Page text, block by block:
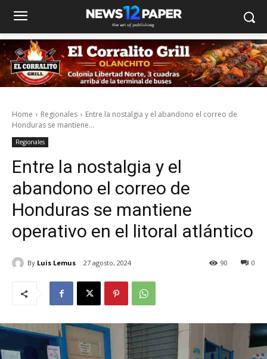
Home Regionales
Entre la nostalgia y el abandono el correo de
Honduras se mantiene...
Regionales
Entre la nostalgia y el
abandono el correo de
Honduras se mantiene
operativo en el litoral atlántico
By Luis Lemus 27 agosto, 2024 0
90